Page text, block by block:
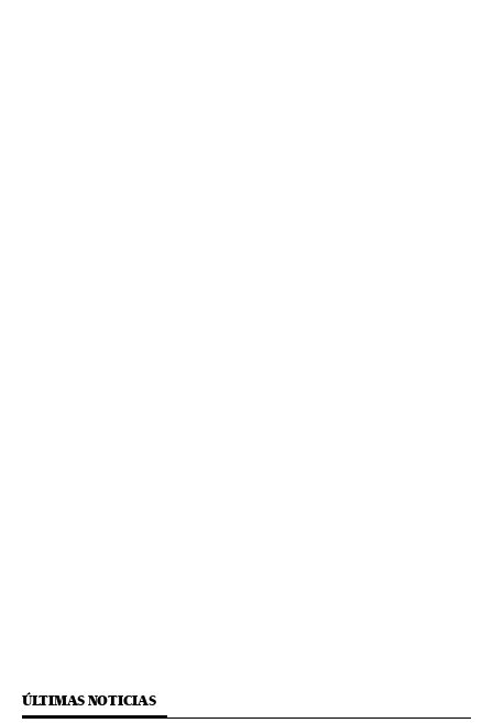
ÚLTIMAS NOTICIAS